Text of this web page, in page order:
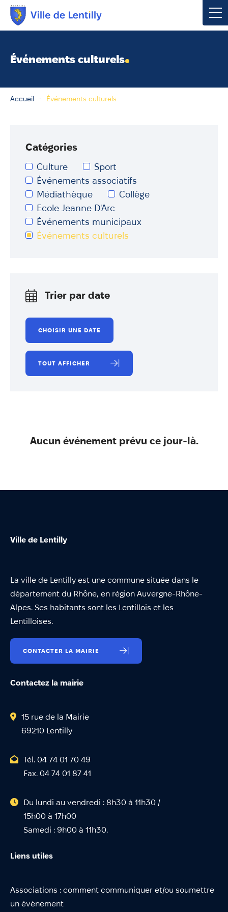
Événements culturels
Accueil Événements culturels
Catégories
Culture
Sport
Événements associatifs
Médiathèque
Collège
Ecole Jeanne D'Arc
Événements municipaux
Événements culturels
Trier par date
TOUT AFFICHER
Aucun événement prévu ce jour-là.
Ville de Lentilly
La ville de Lentilly est une commune située dans le
département du Rhône, en région Auvergne-Rhône-
Alpes. Ses habitants sont les Lentillois et les
Lentilloises.
CONTACTER LA MAIRIE
Contactez la mairie
15 rue de la Mairie
69210 Lentilly
Tél. 04 74 01 70 49
Fax. 04 74 01 87 41
Du lundi au vendredi : 8h30 à 11h30 /
15h00 à 17h00
Samedi : 9h00 à 11h30.
Liens utiles
Associations : comment communiquer et/ou soumettre
un évènement
Votre mairie
Urbanisme & Environnement
Loisirs, Culture & Sport
Contacter votre mairie
Publications
Annuaire